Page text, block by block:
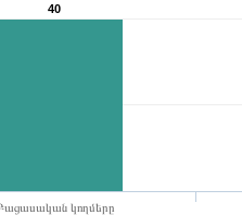
40
կողմերը